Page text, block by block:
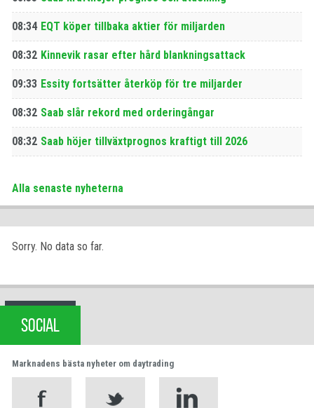
08:34 EQT köper tillbaka aktier för miljarden
08:32 Kinnevik rasar efter hård blankningsattack
09:33 Essity fortsätter återköp för tre miljarder
08:32 Saab slår rekord med orderingångar
08:32 Saab höjer tillväxtprognos kraftigt till 2026
Alla senaste nyheterna
Sorry. No data so far.
SOCIAL
Marknadens bästa nyheter om daytrading